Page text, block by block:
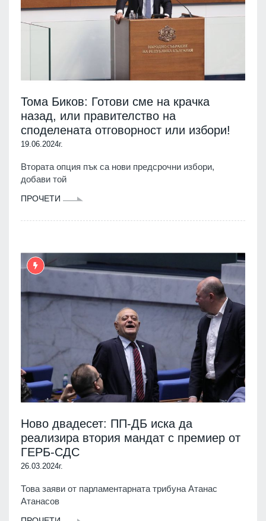
Тома Биков: Готови сме на крачка
назад, или правителство на
споделената отговорност или избори!
19.06.2024г.
Втората опция пък са нови предсрочни избори,
добави той
ПРОЧЕТИ
Ново двадесет: ПП-ДБ иска да
реализира втория мандат с премиер от
ГЕРБ-СДС
26.03.2024г.
Това заяви от парламентарната трибуна Атанас
Атанасов